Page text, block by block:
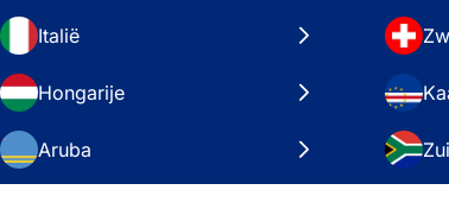
Italië
Hongarije
Aruba